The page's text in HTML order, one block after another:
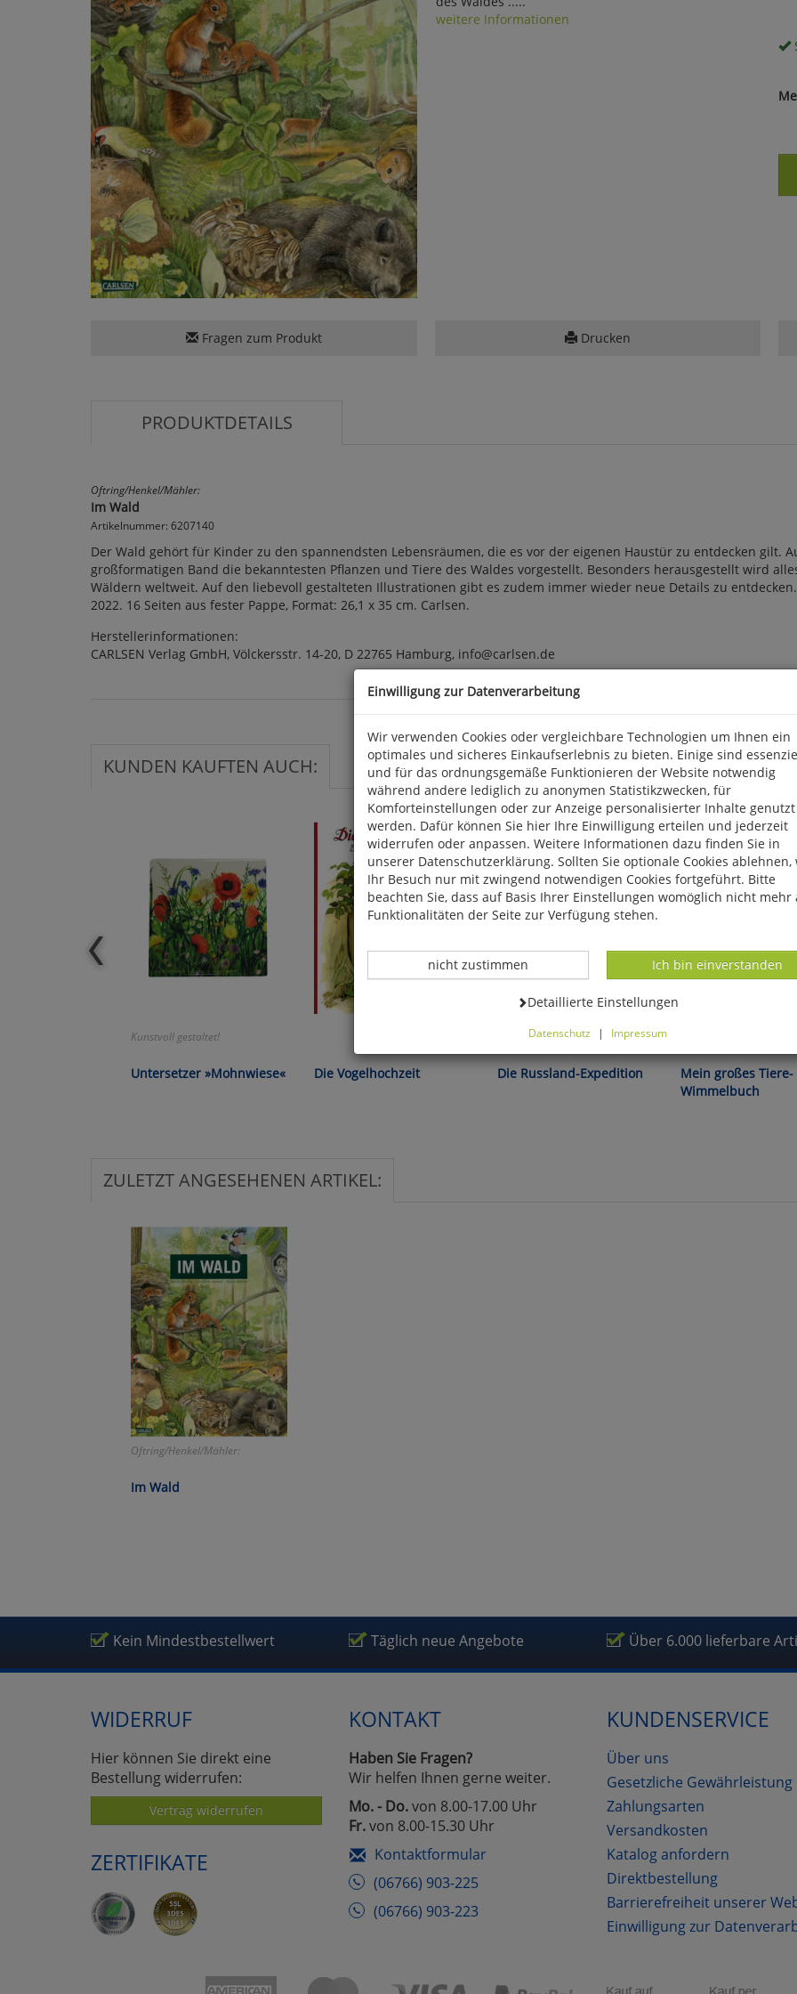
weitere Informationen
Fragen zum Produkt Drucken
PRODUKTDETAILS
Oftring/Henkel/Mähler:
Im Wald
Artikelnummer: 6207140
Der Wald gehört für Kinder zu den spannendsten Lebensräumen, die es vor der eigenen Haustür zu entdecken gilt.
großformatigen Band die bekanntesten Pflanzen und Tiere des Waldes vorgestellt. Besonders herausgestellt wird
Wäldern weltweit. Auf den liebevoll gestalteten Illustrationen gibt es zudem immer wieder neue Details zu
2022. 16 Seiten aus fester Pappe, Format: 26,1 x 35 cm. Carlsen.
Herstellerinformationen:
CARLSEN Verlag GmbH, Völckersstr. 14-20, D 22765 Hamburg, info@carlsen.de
KUNDEN KAUFTEN AUCH:
Kunstvoll gestaltet!
Untersetzer »Mohnwiese« Die Vogelhochzeit
Alexander von Humboldt:
Die Russland-Expedition
Mein großes Tiere-
Wimmelbuch
ZULETZT ANGESEHENEN ARTIKEL:
Oftring/Henkel/Mähler:
Im Wald
Kein Mindestbestellwert Täglich neue Angebote Über 6.000 lieferbare
WIDERRUF
Hier können Sie direkt eine
Bestellung widerrufen:
Vertrag widerrufen
ZERTIFIKATE
KONTAKT
Haben Sie Fragen?
Wir helfen Ihnen gerne weiter.
Mo. - Do.von 8.00-17.00 Uhr
Fr.von 8.00-15.30 Uhr
Kontaktformular
(06766) 903-225
(06766) 903-223
KUNDENSERVICE
Über uns
Gesetzliche Gewährleistung
Zahlungsarten
Versandkosten
Katalog anfordern
Direktbestellung
Barrierefreiheit unserer
Einwilligung zur
Einwilligung zur Datenverarbeitung
Wir verwenden Cookies oder vergleichbare Technologien um Ihnen ein
optimales und sicheres Einkaufserlebnis zu bieten. Einige sind
und für das ordnungsgemäße Funktionieren der Website notwendig
während andere lediglich zu anonymen Statistikzwecken, für
Komforteinstellungen oder zur Anzeige personalisierter Inhalte genutzt
werden. Dafür können Sie hier Ihre Einwilligung erteilen und jederzeit
widerrufen oder anpassen. Weitere Informationen dazu finden Sie in
unserer Datenschutzerklärung. Sollten Sie optionale Cookies ablehnen,
Ihr Besuch nur mit zwingend notwendigen Cookies fortgeführt. Bitte
beachten Sie, dass auf Basis Ihrer Einstellungen womöglich nicht mehr
Funktionalitäten der Seite zur Verfügung stehen.
Datenverarbeitung -
Ich bin einverstanden
Datenverarbeitung -
nicht zustimmen
Datenverarbeitung -
Detaillierte Einstellungen
Datenschutz | Impressum
Cookies ablehnen, wird Ihr Besuch nur mit zwingend notwendigen
fortgeführt. Bitte beachten Sie, dass auf Basis Ihrer Einstellungen